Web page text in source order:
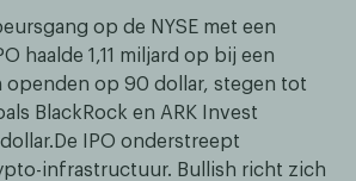
op de NYSE met een
haalde 1,11 miljard op bij een
openden op 90 dollar, stegen tot
BlackRock en ARK Invest
IPO onderstreept
infrastructuur. Bullish richt zich